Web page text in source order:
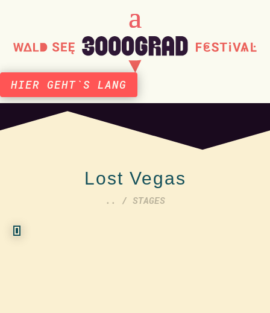
HIER GEHT`S LANG
Lost Vegas
.. / STAGES